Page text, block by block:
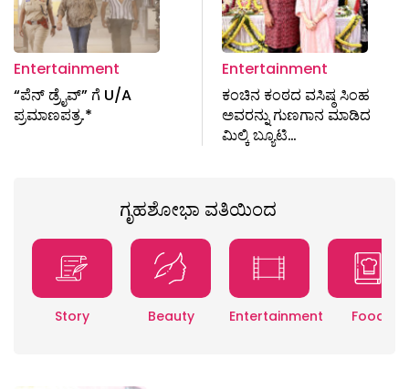
Entertainment
“ಪೆನ್ ಡ್ರೈವ್” ಗೆ U/A
ಪ್ರಮಾಣಪತ್ರ.*
Entertainment
ಕಂಚಿನ ಕಂಠದ ವಸಿಷ್ಠ ಸಿಂಹ
ಅವರನ್ನು ಗುಣಗಾನ ಮಾಡಿದ
ಮಿಲ್ಕಿ ಬ್ಯೂಟಿ…
ಗೃಹಶೋಭಾ ವತಿಯಿಂದ
Story Beauty Entertainment Food